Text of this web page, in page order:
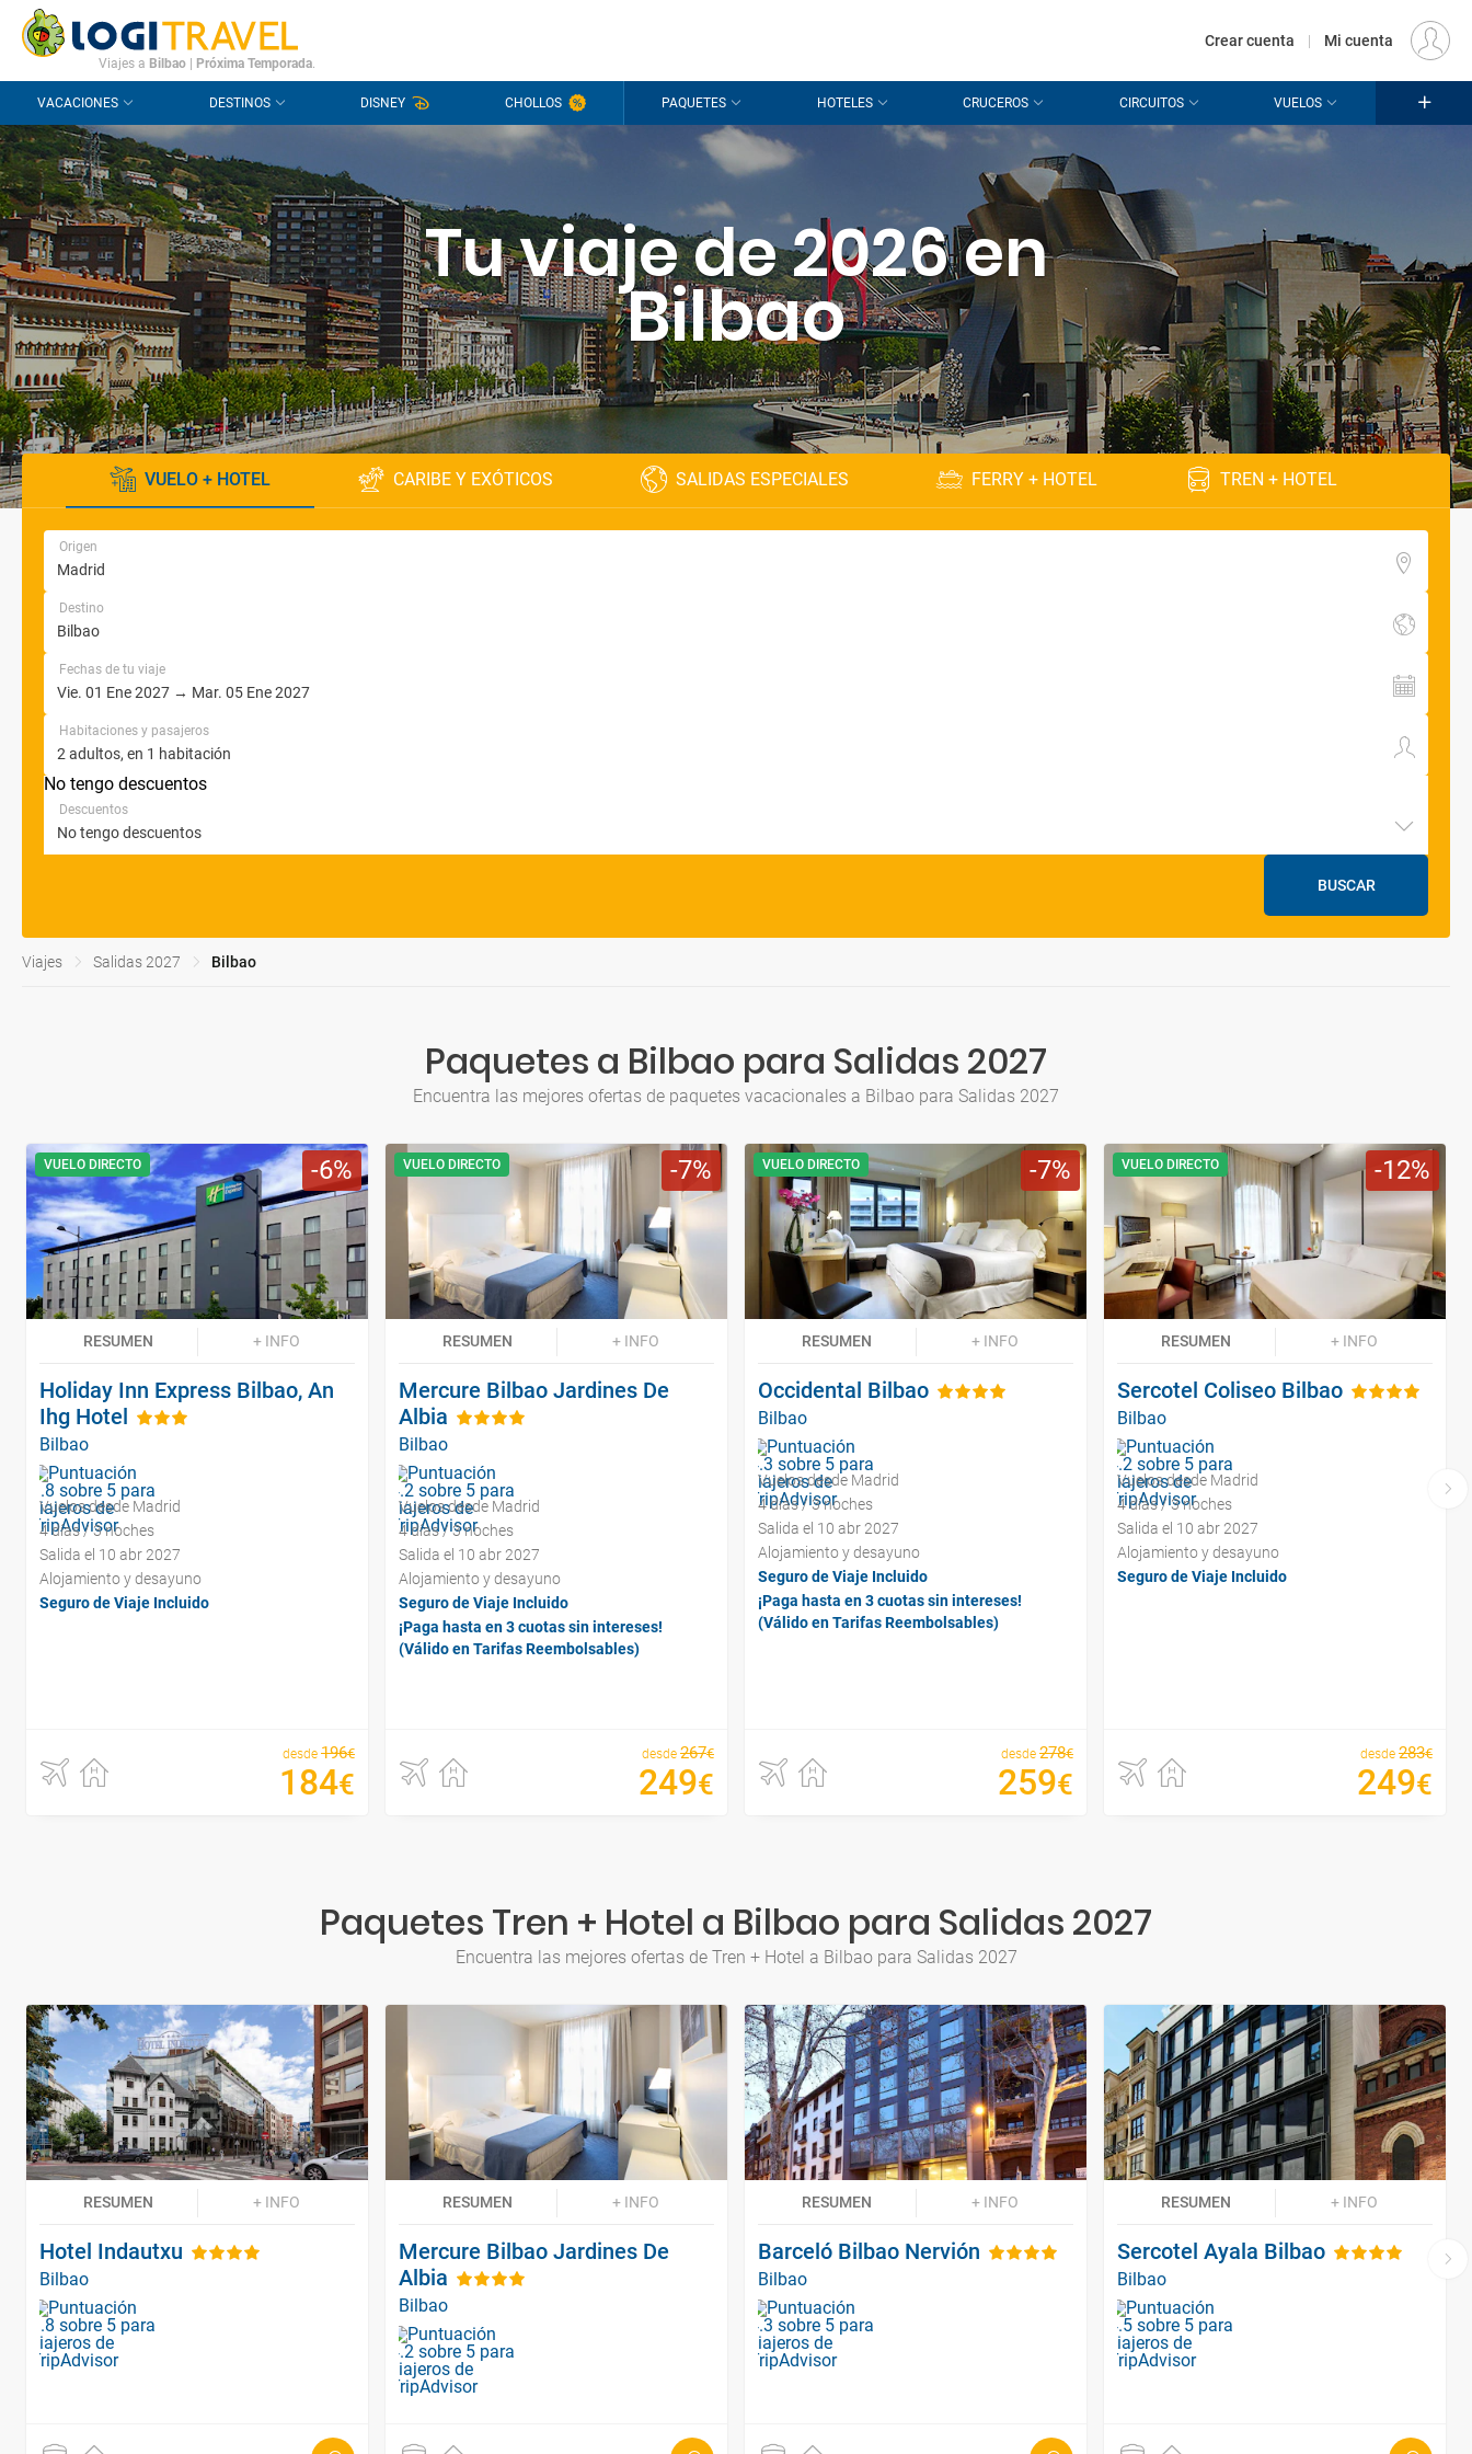
CONTACTO PREGUNTAS FRECUENTES EUR
Viajes a Bilbao Próxima Temporada.
Crear cuenta | Mi cuenta
VACACIONES DESTINOS DISNEY CHOLLOS PAQUETES HOTELES CRUCEROS CIRCUITOS VUELOS
Tu viaje de 2026 en
Bilbao
VUELO + HOTEL CARIBE Y EXÓTICOS SALIDAS ESPECIALES FERRY + HOTEL TREN + HOTEL
Origen
Destino
Fechas de tu viaje
Habitaciones y pasajeros
No tengo descuentos
Descuentos
BUSCAR
Viajes Salidas 2027 Bilbao
Paquetes a Bilbao para Salidas 2027
Encuentra las mejores ofertas de paquetes vacacionales a Bilbao para Salidas 2027
6
VUELO DIRECTO
RESUMEN + INFO
Holiday Inn Express Bilbao, An
Ihg Hotel
Bilbao
Vuelos desde Madrid
4 días / 3 noches
Salida el 10 abr 2027
Alojamiento y desayuno
Seguro de Viaje Incluido
desde 196€
184€
7
VUELO DIRECTO
RESUMEN + INFO
Mercure Bilbao Jardines De
Albia
Bilbao
Vuelos desde Madrid
4 días / 3 noches
Salida el 10 abr 2027
Alojamiento y desayuno
Seguro de Viaje Incluido
¡Paga hasta en 3 cuotas sin intereses!
(Válido en Tarifas Reembolsables)
desde 267€
249€
7
VUELO DIRECTO
RESUMEN + INFO
Occidental Bilbao
Bilbao
Vuelos desde Madrid
4 días / 3 noches
Salida el 10 abr 2027
Alojamiento y desayuno
Seguro de Viaje Incluido
¡Paga hasta en 3 cuotas sin intereses!
(Válido en Tarifas Reembolsables)
desde 278€
259€
12
VUELO DIRECTO
RESUMEN + INFO
Sercotel Coliseo Bilbao
Bilbao
Vuelos desde Madrid
4 días / 3 noches
Salida el 10 abr 2027
Alojamiento y desayuno
Seguro de Viaje Incluido
desde 283€
249€
Paquetes Tren + Hotel a Bilbao para Salidas 2027
Encuentra las mejores ofertas de Tren + Hotel a Bilbao para Salidas 2027
RESUMEN + INFO
Hotel Indautxu
Bilbao
RESUMEN + INFO
Mercure Bilbao Jardines De
Albia
Bilbao
RESUMEN + INFO
Barceló Bilbao Nervión
Bilbao
RESUMEN + INFO
Sercotel Ayala Bilbao
Bilbao